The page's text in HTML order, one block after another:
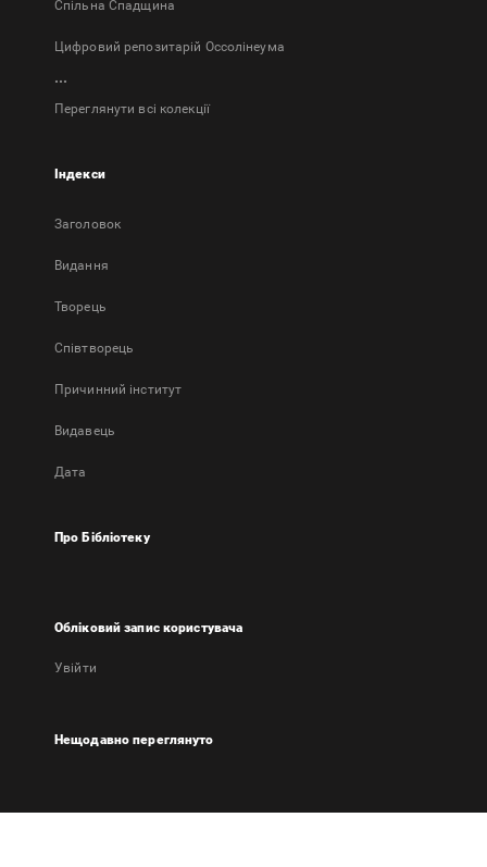
Спільна Спадщина
Цифровий репозитарій Оссолінеума
...
Переглянути всі колекції
Індекси
Заголовок
Bидання
Творець
Співтворець
Причинний інститут
Видавець
Дата
Про Бібліотеку
Обліковий запис користувача
Увійти
Нещодавно переглянуто